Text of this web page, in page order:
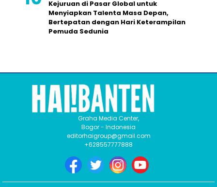
Kejuruan di Pasar Global untuk
Menyiapkan Talenta Masa Depan,
Bertepatan dengan Hari Keterampilan
Pemuda Sedunia
Graha Media Center,
Bogor - Indonesia
editorhaigroup@gmail.com
+628557777888